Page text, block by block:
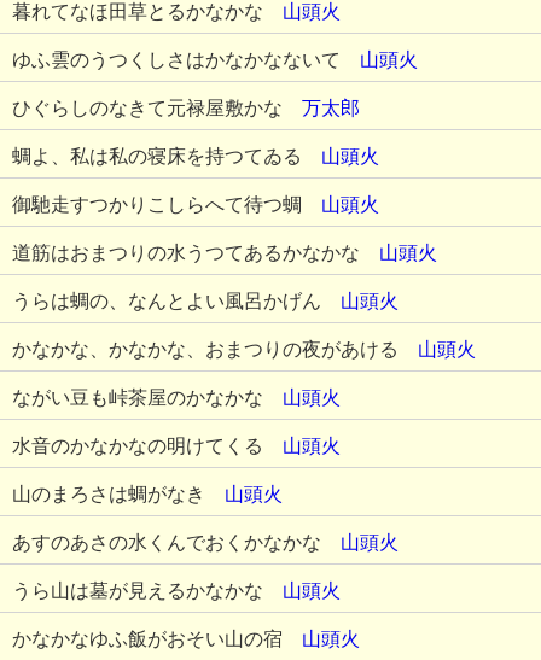
暮れてなほ田草とるかなかな 山頭火
ゆふ雲のうつくしさはかなかなないて 山頭火
ひぐらしのなきて元禄屋敷かな 万太郎
蜩よ、私は私の寝床を持つてゐる 山頭火
御馳走すつかりこしらへて待つ蜩 山頭火
道筋はおまつりの水うつてあるかなかな 山頭火
うらは蜩の、なんとよい風呂かげん 山頭火
かなかな、かなかな、おまつりの夜があける 山頭火
ながい豆も峠茶屋のかなかな 山頭火
水音のかなかなの明けてくる 山頭火
山のまろさは蜩がなき 山頭火
あすのあさの水くんでおくかなかな 山頭火
うら山は墓が見えるかなかな 山頭火
かなかなゆふ飯がおそい山の宿 山頭火